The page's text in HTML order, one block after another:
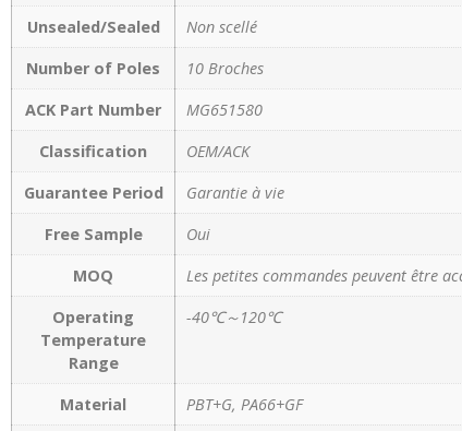
Unsealed/Sealed
Non scellé
Number of Poles
10 Broches
ACK Part Number
MG651580
Classification
OEM/ACK
Guarantee Period
Garantie à vie
Free Sample
Oui
MOQ
Les petites commandes peuvent être
Operating
Temperature
Range
-40℃～120℃
Material
PBT+G, PA66+GF